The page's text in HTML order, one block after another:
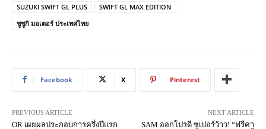
SUZUKI SWIFT GL PLUS
SWIFT GL MAX EDITION
ซูซูกิ มอเตอร์ ประเทศไทย
Facebook X Pinterest
PREVIOUS ARTICLE
OR เผยผลประกอบการครึ่งปีแรก
NEXT ARTICLE
SAM ออกโปรดี ซูเปอร์ว้าว! “ฟรีค่า